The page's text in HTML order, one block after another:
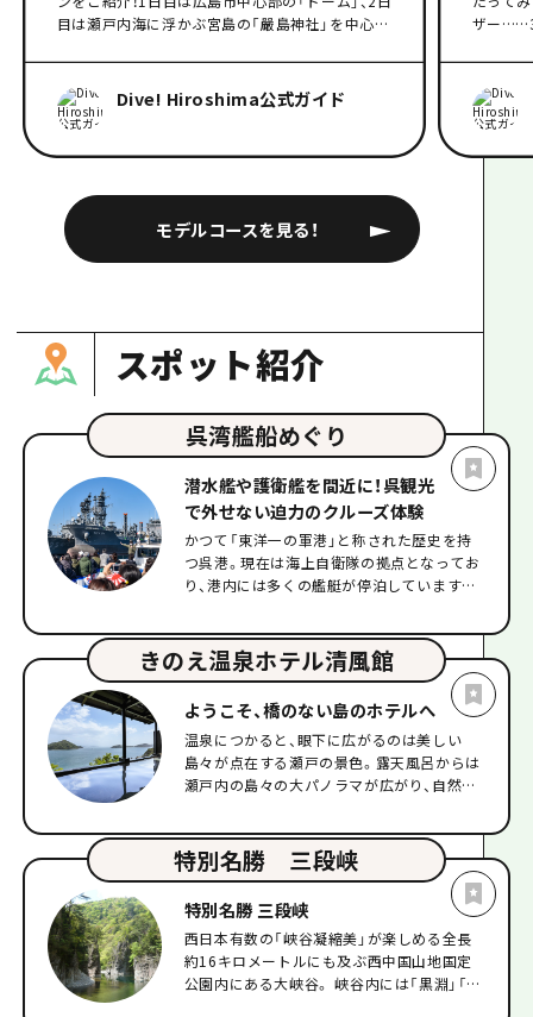
目は瀬戸内海に浮かぶ宮島の「嚴島神社」を中心
れを見れば、あなたも広島に行きたくなること間
違いなし！Dive! Hiroshima公式ガイド
ザー……3
盛り沢
う！
モデルコースを見る！
スポット紹介
呉湾艦船めぐり
潜水艦や護衛艦を間近に！呉観光
で外せない迫力のクルーズ体験
かつて「東洋一の軍港」と称された歴史を持
つ呉港。現在は海上自衛隊の拠点となってお
り、港内には多くの艦艇が停泊しています。
が異なるため、訪れるたびに見られる景色が
様変わりするのも、この場所ならではの魅力
です。 このクルーズでは、現役の潜水艦や護
衛艦を海上から至近距離で眺めることがで
き、陸上からは決して味わえない臨場感あふ
れる姿を存分に楽しめます。所要時間は約35
分。最大の魅力は、艦船を知り尽くしたガイ
ドによる生解説です。各艦艇の役割や特徴を
るため、予備知識がなくても十分に楽しめま
す。また、日の入時刻に合わせて出航する特
別便「夕呉（ゆうくれ）クルーズ」もおすすめ
です。ラッパの吹奏とともに自衛艦旗が降ろ
される儀式は、呉でしか見られない厳かな光
景です。2日前までの要予約制で週末や連休
は事前に空き状況を確認し、早めに予約をし
ておくことをおすすめします。 呉を訪れたな
きのえ温泉ホテル清風館
ようこそ、橋のない島のホテルへ
温泉につかると、眼下に広がるのは美しい
島々が点在する瀬戸の景色。露天風呂からは
瀬戸内の島々の大パノラマが広がり、自然に
れます。全てのお部屋から海を眺めることが
でき、食事ではその日に採れた新鮮な海の幸
を堪能いただけます。日常を離れ、島時間で
癒しのひとときをお過ごしください。
特別名勝 三段峡
特別名勝 三段峡
西日本有数の「峡谷凝縮美」が楽しめる全長
約16キロメートルにも及ぶ西中国山地国定
公園内にある大峡谷。 峡谷内には「黒淵」「猿